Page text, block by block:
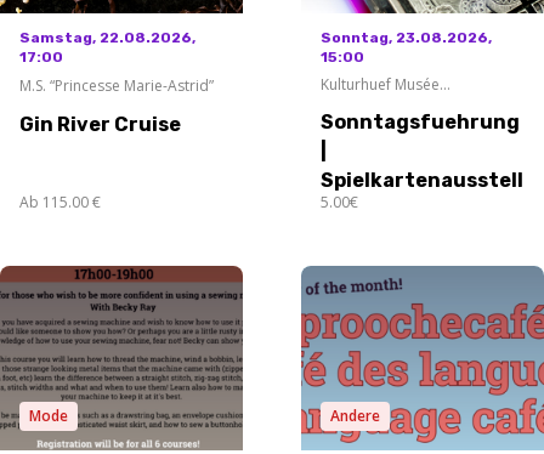
Samstag, 22.08.2026,
17:00
M.S. “Princesse Marie-Astrid”
Gin River Cruise
Ab 115.00 €
Sonntag, 23.08.2026,
15:00
Kulturhuef Musée
Sonntagsfuehrung
5.00€
Mode Andere